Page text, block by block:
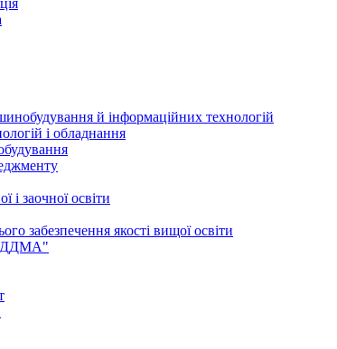
й інформаційних технологій
і обладнання
і заочної освіти
забезпечення якості вищої освіти
ДДМА"